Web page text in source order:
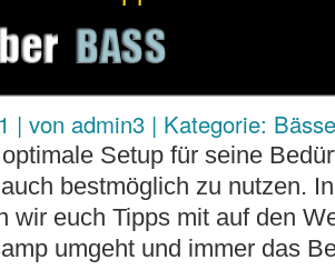
| von admin3 | Kategorie: Bässe
Setup für seine
bestmöglich zu nutzen.
wir euch Tipps mit auf den
umgeht und immer das